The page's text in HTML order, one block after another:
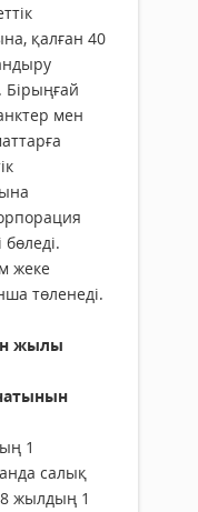
қалған 40
Бірыңғай
мен
жеке
төленеді.
жылы
1
салық
жылдың 1